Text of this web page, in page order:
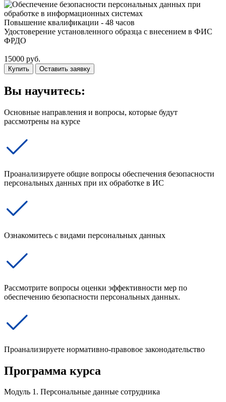
Повышение квалификации - 48 часов
Удостоверение установленного образца с внесением в ФИС
ФРДО
15000 руб.
Купить Оставить заявку
Вы научитесь:
Основные направления и вопросы, которые будут
рассмотрены на курсе
Проанализируете общие вопросы обеспечения безопасности
персональных данных при их обработке в ИС
Ознакомитесь с видами персональных данных
Рассмотрите вопросы оценки эффективности мер по
обеспечению безопасности персональных данных.
Проанализируете нормативно-правовое законодательство
Программа курса
Модуль 1. Персональные данные сотрудника